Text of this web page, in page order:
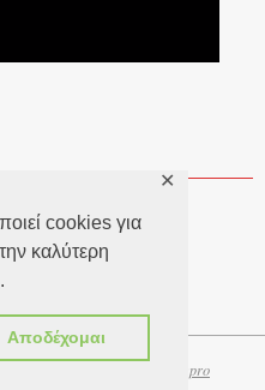
cookies για
καλύτερη
Αποδέχομαι
✕
Websitepro